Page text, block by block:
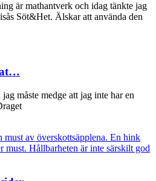
är mathantverk och idag tänkte jag
Söt&Het. Älskar att använda den
måste medge att jag inte har en